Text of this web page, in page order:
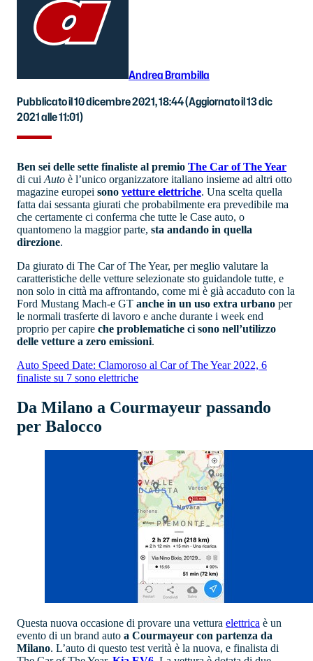
Andrea Brambilla
Pubblicato il 10 dicembre 2021, 18:44(Aggiornato il 13 dic
2021 alle 11:01)
Ben sei delle sette finaliste al premio The Car of The Year
di cui Auto è l’unico organizzatore italiano insieme ad altri otto
magazine europei sono vetture elettriche. Una scelta quella
fatta dai sessanta giurati che probabilmente era prevedibile ma
che certamente ci conferma che tutte le Case auto, o
quantomeno la maggior parte, sta andando in quella
direzione.
Da giurato di The Car of The Year, per meglio valutare la
caratteristiche delle vetture selezionate sto guidandole tutte, e
non solo in città ma affrontando, come mi è già accaduto con la
Ford Mustang Mach-e GT anche in un uso extra urbano per
le normali trasferte di lavoro e anche durante i week end
proprio per capire che problematiche ci sono nell’utilizzo
delle vetture a zero emissioni.
Auto Speed Date: Clamoroso al Car of The Year 2022, 6
finaliste su 7 sono elettriche
Da Milano a Courmayeur passando
per Balocco
Questa nuova occasione di provare una vettura elettrica è un
evento di un brand auto a Courmayeur con partenza da
Milano. L’auto di questo test verità è la nuova, e finalista di